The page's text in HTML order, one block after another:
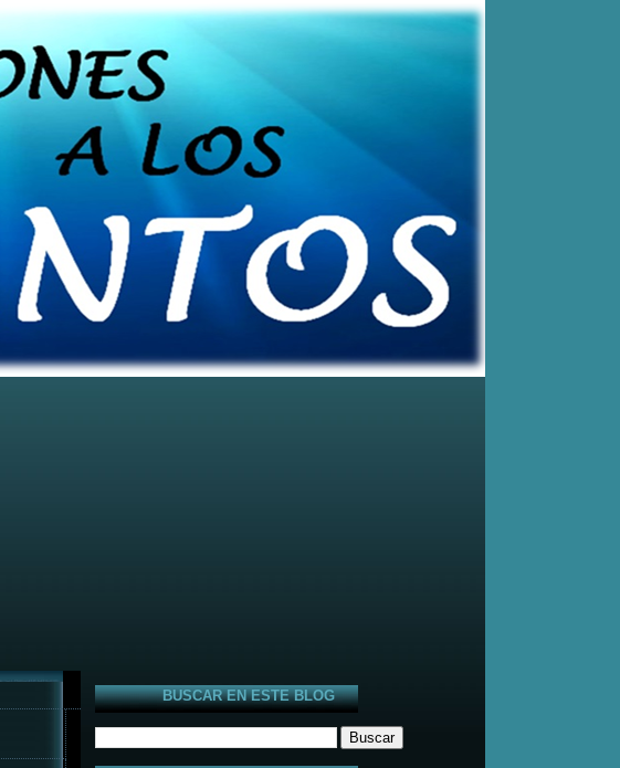
BUSCAR EN ESTE BLOG